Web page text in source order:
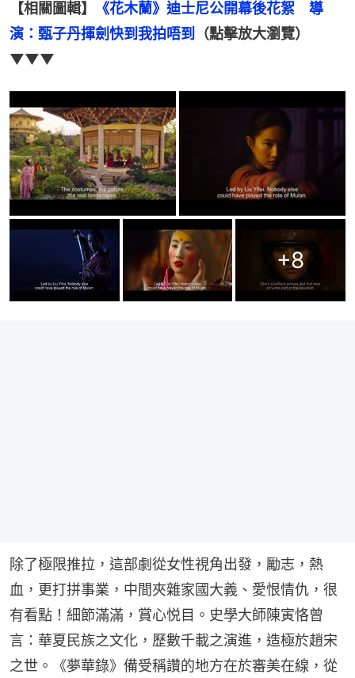
【相關圖輯】
《花木蘭》迪士尼公開幕後花絮　導
演：甄子丹揮劍快到我拍唔到
（點擊放大瀏覽）
▼▼▼
+8
除了極限推拉，這部劇從女性視角出發，勵志，熱
血，更打拼事業，中間夾雜家國大義、愛恨情仇，很
有看點！細節滿滿，賞心悦目。史學大師陳寅恪曾
言：華夏民族之文化，歷數千載之演進，造極於趙宋
之世。《夢華錄》備受稱讚的地方在於審美在線，從